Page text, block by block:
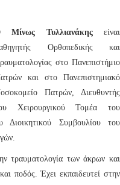
Μίνως Τυλλιανάκηςείναι
Ορθοπεδικής και
στο Πανεπιστήμιο
και στο Πανεπιστημιακό
Πατρών, Διευθυντής
Χειρουργικού Τομέα του
Συμβουλίου του
τραυματολογία των άκρων και
ποδός. Έχει εκπαιδευτεί στην